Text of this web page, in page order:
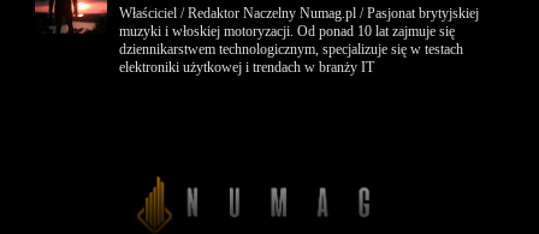
Właściciel / Redaktor Naczelny Numag.pl / Pasjonat brytyjskiej
muzyki i włoskiej motoryzacji. Od ponad 10 lat zajmuje się
dziennikarstwem technologicznym, specjalizuje się w testach
elektroniki użytkowej i trendach w branży IT